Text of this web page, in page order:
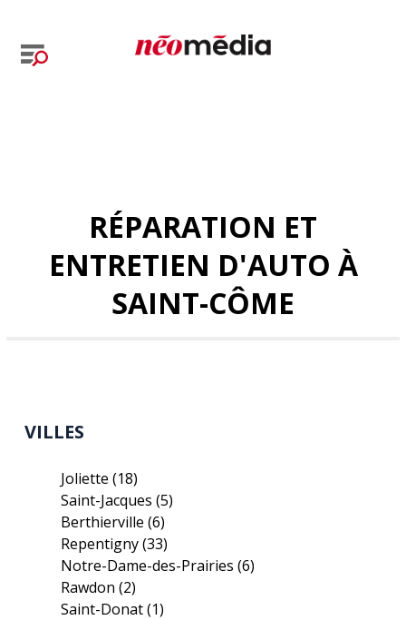
RÉPARATION ET
ENTRETIEN D'AUTO À
SAINT-CÔME
VILLES
Joliette(18)
Saint-Jacques(5)
Berthierville(6)
Repentigny(33)
Notre-Dame-des-Prairies(6)
Rawdon(2)
Saint-Donat(1)